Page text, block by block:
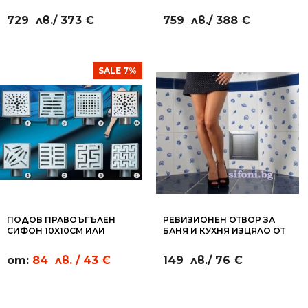
ВАНА И ДУШ
729 лв./ 373 €
ТЕРМОСТАТ
759 лв./ 388 €
SALE 7%
ПОДОВ ПРАВОЪГЪЛЕН
СИФОН 10Х10СМ ИЛИ
от: 84 лв. / 43 €
РЕВИЗИОНЕН ОТВОР ЗА
БАНЯ И КУХНЯ ИЗЦЯЛО ОТ
149 лв./ 76 €